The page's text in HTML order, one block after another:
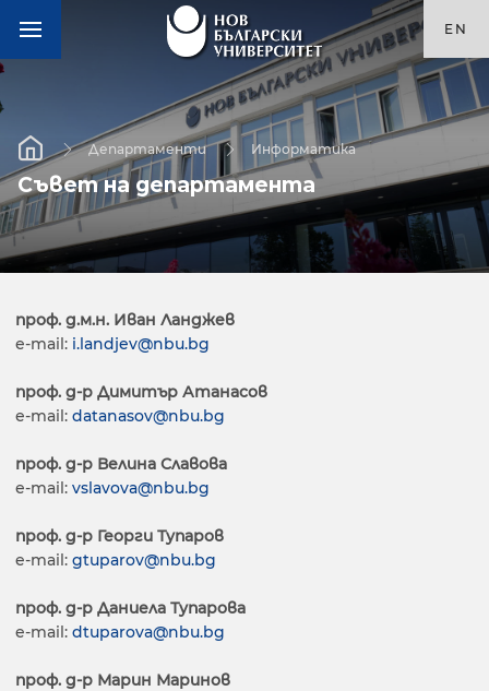
EN
Департаменти Информатика
Съвет на департамента
проф. д.м.н. Иван Ланджев
е-mail: i.landjev@nbu.bg
проф. д-р Димитър Атанасов
е-mail: datanasov@nbu.bg
проф. д-р Велина Славова
е-mail: vslavova@nbu.bg
проф. д-р Георги Тупаров
e-mail: gtuparov@nbu.bg
проф. д-р Даниела Тупарова
e-mail: dtuparova@nbu.bg
проф. д-р Марин Маринов